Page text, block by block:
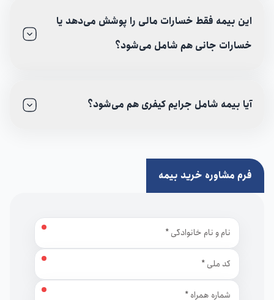
این بیمه فقط خسارات مالی را پوشش می‌دهد یا
خسارات جانی هم شامل می‌شود؟
آیا بیمه شامل جرایم کیفری هم می‌شود؟
فرم مشاوره خرید بیمه
نام و نام خانوادگی
کد ملی
شماره همراه